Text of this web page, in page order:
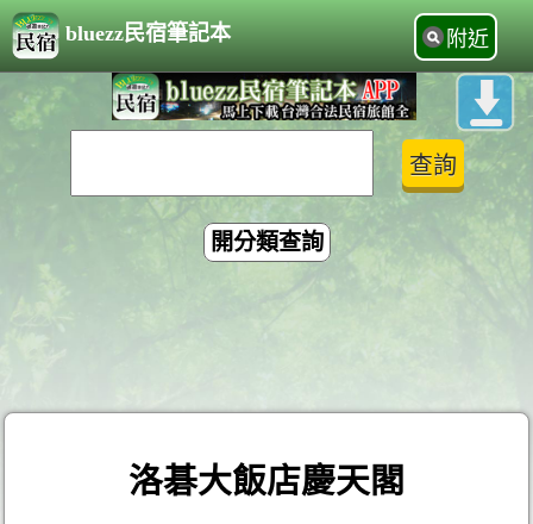
bluezz民宿筆記本 附近
開分類查詢
洛碁大飯店慶天閣